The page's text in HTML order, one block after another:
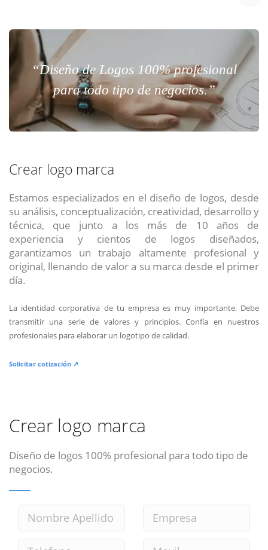
“Diseño de Logos 100% profesional
para todo tipo de negocios.”
Crear logo marca
Estamos especializados en el diseño de logos, desde
su análisis, conceptualización, creatividad, desarrollo y
técnica, que junto a los más de 10 años de
experiencia y cientos de logos diseñados,
garantizamos un trabajo altamente profesional y
original, llenando de valor a su marca desde el primer
día.
La identidad corporativa de tu empresa es muy importante. Debe
transmitir una serie de valores y principios. Confía en nuestros
profesionales para elaborar un logotipo de calidad.
Solicitar cotización ↗
Crear logo marca
Diseño de logos 100% profesional para todo tipo de
negocios.